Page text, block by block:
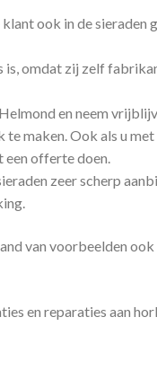
ook in de
omdat zij zelf
en neem
maken. Ook als u
een offerte doen.
zeer scherp
van voorbeelden
en reparaties aan